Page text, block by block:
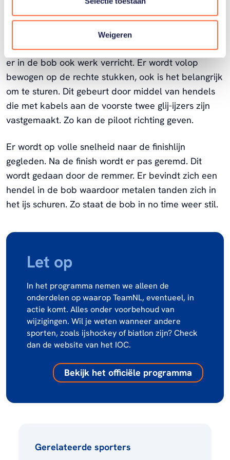
Weigeren
duwen zullen de sporters zo snel mogelijk in de bob
springen en snelheid maken.
Om zo snel mogelijk over de finish te glijden wordt
er in de bob ook werk verricht. Er wordt volop
bewogen op de rechte stukken, ook is het belangrijk
om te sturen. Dit gebeurt door middel van hendels
die met kabels aan de voorste twee glij-ijzers zijn
vastgemaakt. Zo kan de piloot richting geven.
Er wordt op volle snelheid naar de finishlijn
gegleden. Na de finish wordt er pas geremd. Dit
wordt gedaan door de remmer. Er bevindt zich een
hendel in de bob waardoor metalen tanden zich in
het ijs schuren. Zo staat de bob in no time weer stil.
Let op
In het programma nemen we alleen de
onderdelen op waarop TeamNL, eventueel, in
actie komt. Alles onder voorbehoud van
wijzigingen. Wil je weten wanneer andere
sporten, zoals ijshockey of biatlon zijn? Check
dan de website van het IOC.
Bekijk het officiële programma
Gerelateerde sporters